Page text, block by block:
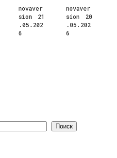
novaver
sion
21
.05.202
6
novaver
sion
20
.05.202
6
Поиск